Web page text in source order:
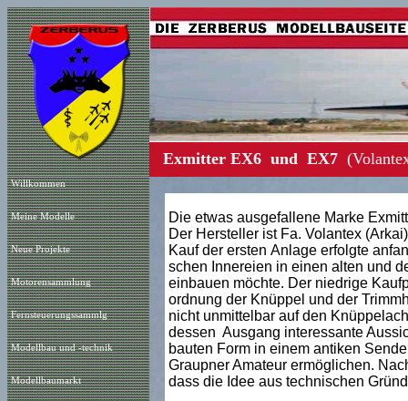
Willkommen
Meine Modelle
Neue Projekte
Motorensammlung
Fernsteuerungssammlg
Modellbau und -technik
Modellbaumarkt
Exmitter EX6 und EX7
Die etwas ausgefallene Marke
Der Hersteller ist Fa. Volantex
Kauf der ersten Anlage erfolgte
schen Innereien in einen alten und
einbauen möchte. Der niedrige
ordnung der Knüppel und der
nicht unmittelbar auf den
dessen Ausgang interessante
bauten Form in einem antiken
Graupner Amateur ermöglichen.
dass die Idee aus technischen